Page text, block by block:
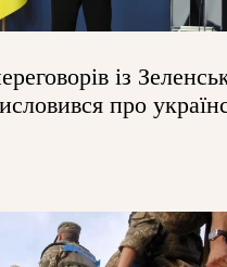
із
про